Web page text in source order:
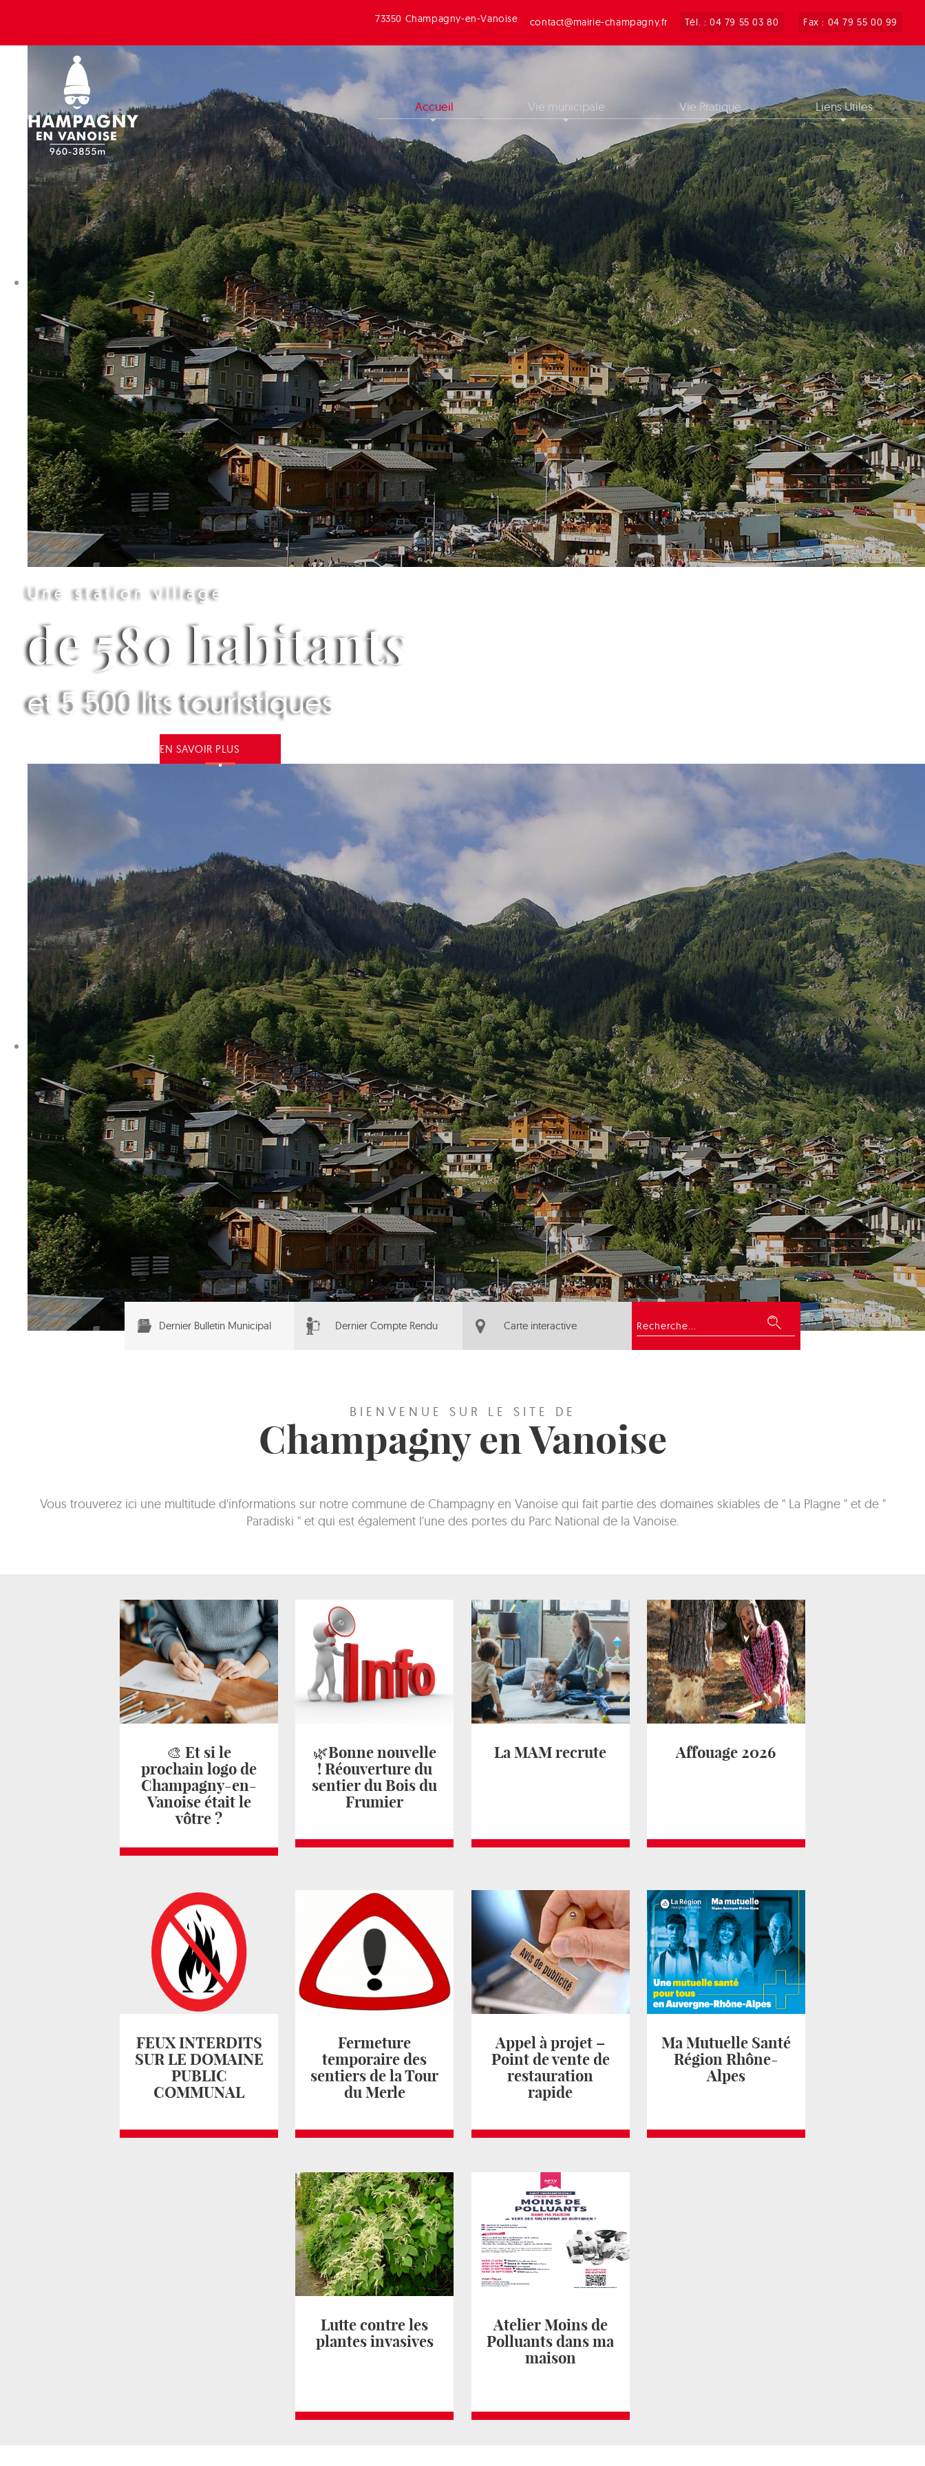
73350 Champagny-en-Vanoise contact@mairie-champagny.fr Tél. : 04 79 55 03 80 Fax : 04 79 55 00 99
Accueil Vie municipale Vie Pratique Liens Utiles
Une station village
de 580 habitants
et 5 500 lits touristiques
EN SAVOIR PLUS
Dernier Bulletin Municipal Dernier Compte Rendu Carte interactive Rechercher
BIENVENUE SUR LE SITE DE
Champagny en Vanoise
Vous trouverez ici une multitude d'informations sur notre commune de Champagny en Vanoise qui fait partie des domaines skiables de " La Plagne " et de "
Paradiski " et qui est également l'une des portes du Parc National de la Vanoise.
🎨 Et si le
prochain logo de
Champagny-en-
Vanoise était le
vôtre ?
🌿Bonne nouvelle
! Réouverture du
sentier du Bois du
Frumier
La MAM recrute Affouage 2026
FEUX INTERDITS
SUR LE DOMAINE
PUBLIC
COMMUNAL
Fermeture
temporaire des
sentiers de la Tour
du Merle
Appel à projet –
Point de vente de
restauration
rapide
Ma Mutuelle Santé
Région Rhône-
Alpes
Lutte contre les
plantes invasives
Atelier Moins de
Polluants dans ma
maison